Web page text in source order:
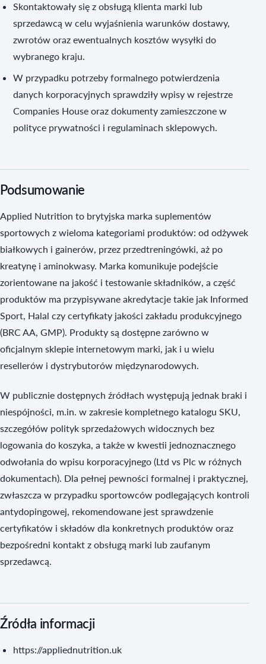
Skontaktowały się z obsługą klienta marki lub
sprzedawcą w celu wyjaśnienia warunków dostawy,
zwrotów oraz ewentualnych kosztów wysyłki do
wybranego kraju.
W przypadku potrzeby formalnego potwierdzenia
danych korporacyjnych sprawdziły wpisy w rejestrze
Companies House oraz dokumenty zamieszczone w
polityce prywatności i regulaminach sklepowych.
Podsumowanie
Applied Nutrition to brytyjska marka suplementów
sportowych z wieloma kategoriami produktów: od odżywek
białkowych i gainerów, przez przedtreningówki, aż po
kreatynę i aminokwasy. Marka komunikuje podejście
zorientowane na jakość i testowanie składników, a część
produktów ma przypisywane akredytacje takie jak Informed
Sport, Halal czy certyfikaty jakości zakładu produkcyjnego
(BRC AA, GMP). Produkty są dostępne zarówno w
oficjalnym sklepie internetowym marki, jak i u wielu
resellerów i dystrybutorów międzynarodowych.
W publicznie dostępnych źródłach występują jednak braki i
niespójności, m.in. w zakresie kompletnego katalogu SKU,
szczegółów polityk sprzedażowych widocznych bez
logowania do koszyka, a także w kwestii jednoznacznego
odwołania do wpisu korporacyjnego (Ltd vs Plc w różnych
dokumentach). Dla pełnej pewności formalnej i praktycznej,
zwłaszcza w przypadku sportowców podlegających kontroli
antydopingowej, rekomendowane jest sprawdzenie
certyfikatów i składów dla konkretnych produktów oraz
bezpośredni kontakt z obsługą marki lub zaufanym
sprzedawcą.
Źródła informacji
https://appliednutrition.uk